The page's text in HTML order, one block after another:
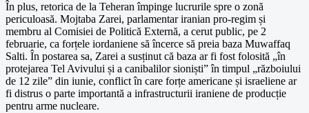
În plus, retorica de la Teheran împinge lucrurile spre o zonă
periculoasă. Mojtaba Zarei, parlamentar iranian pro-regim și
membru al Comisiei de Politică Externă, a cerut public, pe 2
februarie, ca forțele iordaniene să încerce să preia baza Muwaffaq
Salti. În postarea sa, Zarei a susținut că baza ar fi fost folosită „în
protejarea Tel Avivului și a canibalilor sioniști” în timpul „războiului
de 12 zile” din iunie, conflict în care forțe americane și israeliene ar
fi distrus o parte importantă a infrastructurii iraniene de producție
pentru arme nucleare.